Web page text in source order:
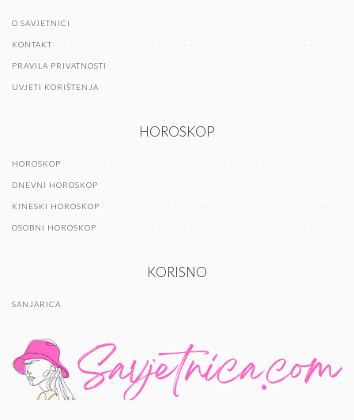
O SAVJETNICI
KONTAKT
PRAVILA PRIVATNOSTI
UVJETI KORIŠTENJA
HOROSKOP
HOROSKOP
DNEVNI HOROSKOP
KINESKI HOROSKOP
OSOBNI HOROSKOP
KORISNO
SANJARICA